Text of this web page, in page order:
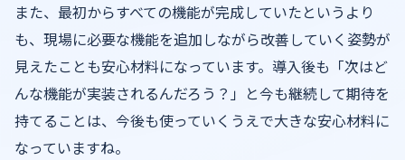
また、最初からすべての機能が完成していたというより
も、現場に必要な機能を追加しながら改善していく姿勢が
見えたことも安心材料になっています。導入後も「次はど
んな機能が実装されるんだろう？」と今も継続して期待を
持てることは、今後も使っていくうえで大きな安心材料に
なっていますね。